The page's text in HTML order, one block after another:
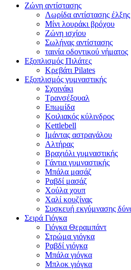
Ζώνη αντίστασης
Λωρίδα αντίστασης
Μίνι λουράκι βρόχου
Ζώνη ισχίου
Σωλήνας αντίστασης
ταινία οδοντικού νήματος
Εξοπλισμός Πιλάτες
Κρεβάτι Pilates
Εξοπλισμός γυμναστικής
Σχοινάκι
Τρανσέξουαλ
Επωμίδα
Κοιλιακός κύλινδρος
Kettlebell
Ιμάντας αστραγάλου
Αλτήρας
Βραχιόλι γυμναστικής
Γάντια γυμναστικής
Μπάλα μασάζ
Ραβδί μασάζ
Χούλα χουπ
Χαλί κουζίνας
Συσκευή εκγύμνασης
Σειρά Γιόγκα
Γιόγκα Θεραμπάντ
Στρώμα γιόγκα
Ραβδί γιόγκα
Μπάλα γιόγκα
Μπλοκ γιόγκα